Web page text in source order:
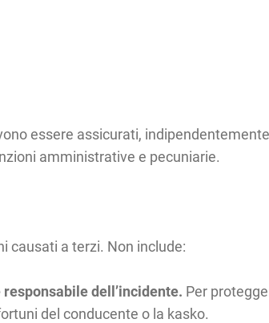
essere assicurati,
amministrative e pecuniarie.
causati a terzi. Non include:
dell’incidente. Per
del conducente o la kasko.